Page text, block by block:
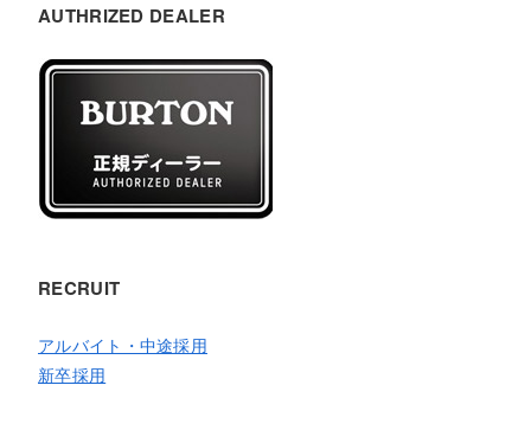
AUTHRIZED DEALER
RECRUIT
アルバイト・中途採用
新卒採用